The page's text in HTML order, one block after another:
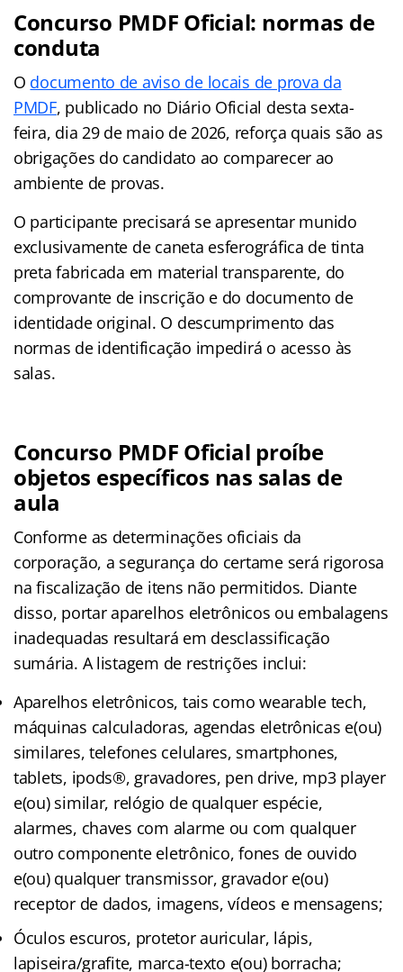
Concurso PMDF Oficial: normas de
conduta
O documento de aviso de locais de prova da
PMDF, publicado no Diário Oficial desta sexta-
feira, dia 29 de maio de 2026, reforça quais são as
obrigações do candidato ao comparecer ao
ambiente de provas.
O participante precisará se apresentar munido
exclusivamente de caneta esferográfica de tinta
preta fabricada em material transparente, do
comprovante de inscrição e do documento de
identidade original. O descumprimento das
normas de identificação impedirá o acesso às
salas.
Concurso PMDF Oficial proíbe
objetos específicos nas salas de
aula
Conforme as determinações oficiais da
corporação, a segurança do certame será rigorosa
na fiscalização de itens não permitidos. Diante
disso, portar aparelhos eletrônicos ou embalagens
inadequadas resultará em desclassificação
sumária. A listagem de restrições inclui:
Aparelhos eletrônicos, tais como wearable tech,
máquinas calculadoras, agendas eletrônicas e(ou)
similares, telefones celulares, smartphones,
tablets, ipods®, gravadores, pen drive, mp3 player
e(ou) similar, relógio de qualquer espécie,
alarmes, chaves com alarme ou com qualquer
outro componente eletrônico, fones de ouvido
e(ou) qualquer transmissor, gravador e(ou)
receptor de dados, imagens, vídeos e mensagens;
Óculos escuros, protetor auricular, lápis,
lapiseira/grafite, marca-texto e(ou) borracha;